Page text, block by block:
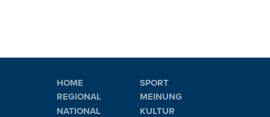
HOME
REGIONAL
NATIONAL
SPORT
MEINUNG
KULTUR